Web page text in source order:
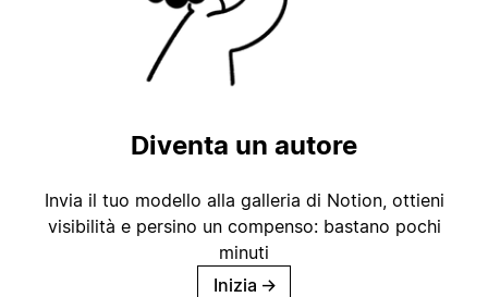
Diventa un autore
Invia il tuo modello alla galleria di Notion, ottieni
visibilità e persino un compenso: bastano pochi
minuti
Inizia →